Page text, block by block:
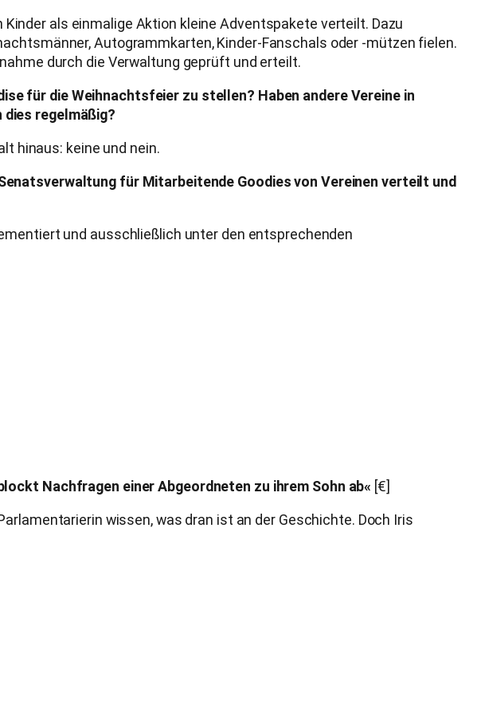
als einmalige Aktion kleine Adventspakete verteilt. Dazu
Autogrammkarten, Kinder-Fanschals oder -mützen fielen.
durch die Verwaltung geprüft und erteilt.
für die Weihnachtsfeier zu stellen? Haben andere Vereine in
regelmäßig?
hinaus: keine und nein.
für Mitarbeitende Goodies von Vereinen verteilt und
und ausschließlich unter den entsprechenden
Nachfragen einer Abgeordneten zu ihrem Sohn ab« [€]
wissen, was dran ist an der Geschichte. Doch Iris